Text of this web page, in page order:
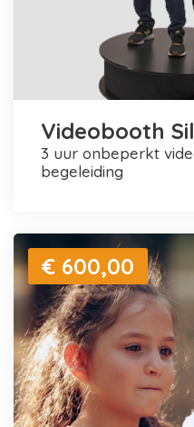
Videobooth
3 uur onbeperkt video's maken + personele
begeleiding
€ 600,00